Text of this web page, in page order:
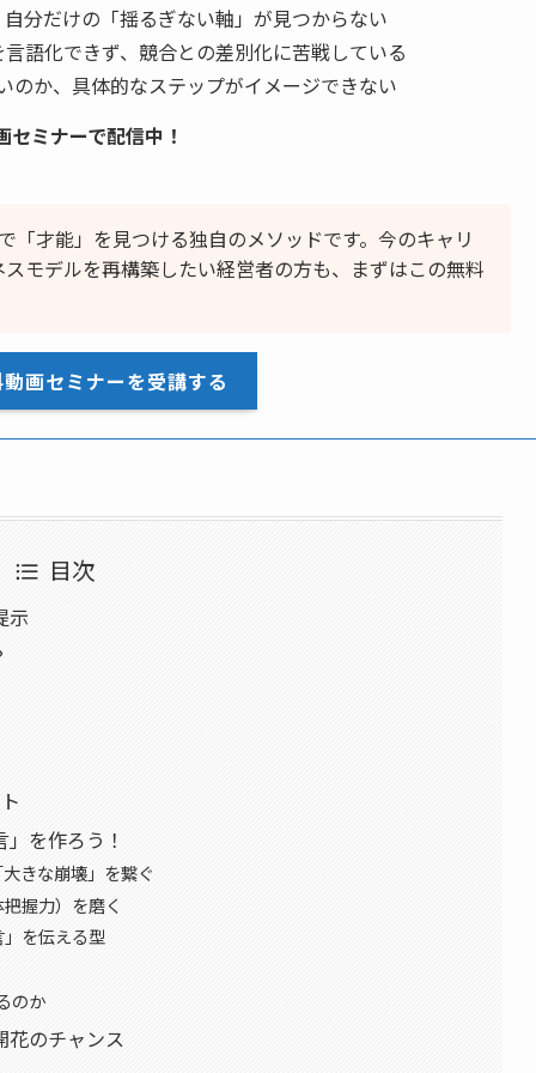
分だけの「揺るぎない軸」が見つからない
語化できず、競合との差別化に苦戦している
のか、具体的なステップがイメージできない
ミナーで配信中！
「才能」を見つける独自のメソッドです。今のキャリ
モデルを再構築したい経営者の方も、まずはこの無料
画セミナーを受講する
目次
示
を作ろう！
きな崩壊」を繋ぐ
握力）を磨く
を伝える型
のか
花のチャンス